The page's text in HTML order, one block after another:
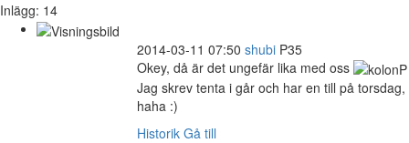
Inlägg: 14
2014-03-11 07:50 shubi P35
Okey, då är det ungefär lika med oss
Jag skrev tenta i går och har en till på
haha :)
Historik Gå till